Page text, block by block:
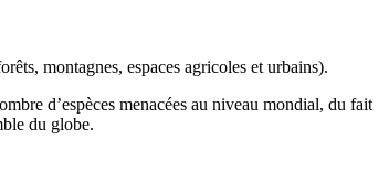
montagnes, espaces agricoles et urbains).
d’espèces menacées au niveau mondial, du fait
du globe.